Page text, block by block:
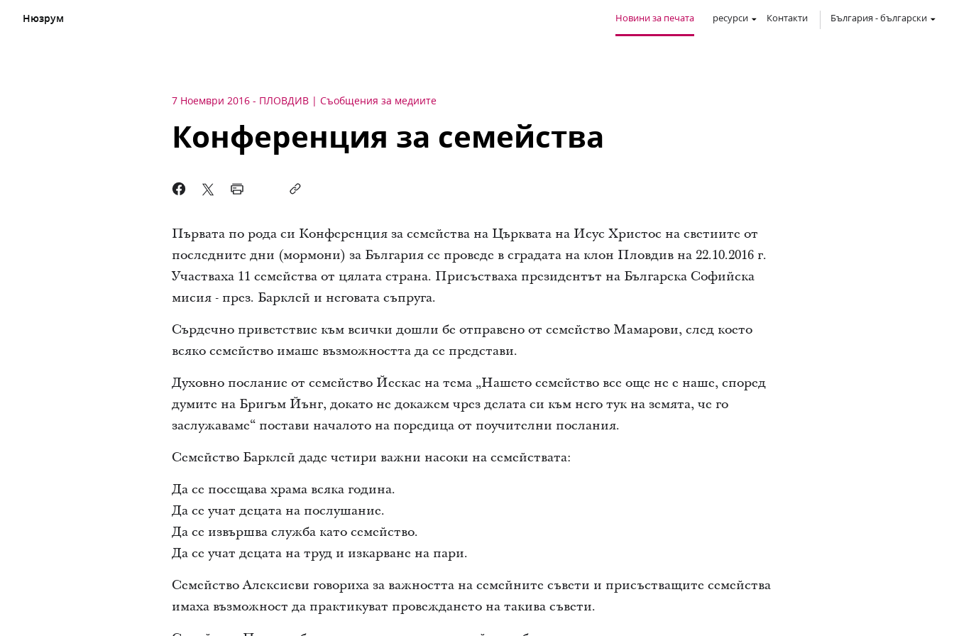
Нюзрум Новини за печата ресурси Контакти България -български
7 Ноември 2016 - ПЛОВДИВ Съобщения за медиите
Конференция за семейства
Първата по рода си Конференция за семейства на Църквата на Исус Христос на светиите от
последните дни (мормони) за България се проведе в сградата на клон Пловдив на 22.10.2016 г.
Участваха 11 семейства от цялата страна. Присъстваха президентът на Българска Софийска
мисия - през. Барклей и неговата съпруга.
Сърдечно приветствие към всички дошли бе отправено от семейство Мамарови, след което
всяко семейство имаше възможността да се представи.
Духовно послание от семейство Йескас на тема „Нашето семейство все още не е наше, според
думите на Бригъм Йънг, докато не докажем чрез делата си към него тук на земята, че го
заслужаваме“ постави началото на поредица от поучителни послания.
Семейство Барклей даде четири важни насоки на семействата:
Да се посещава храма всяка година.
Да се учат децата на послушание.
Да се извършва служба като семейство.
Да се учат децата на труд и изкарване на пари.
Семейство Алексиеви говориха за важността на семейните съвети и присъстващите семейства
имаха възможност да практикуват провеждането на такива съвети.